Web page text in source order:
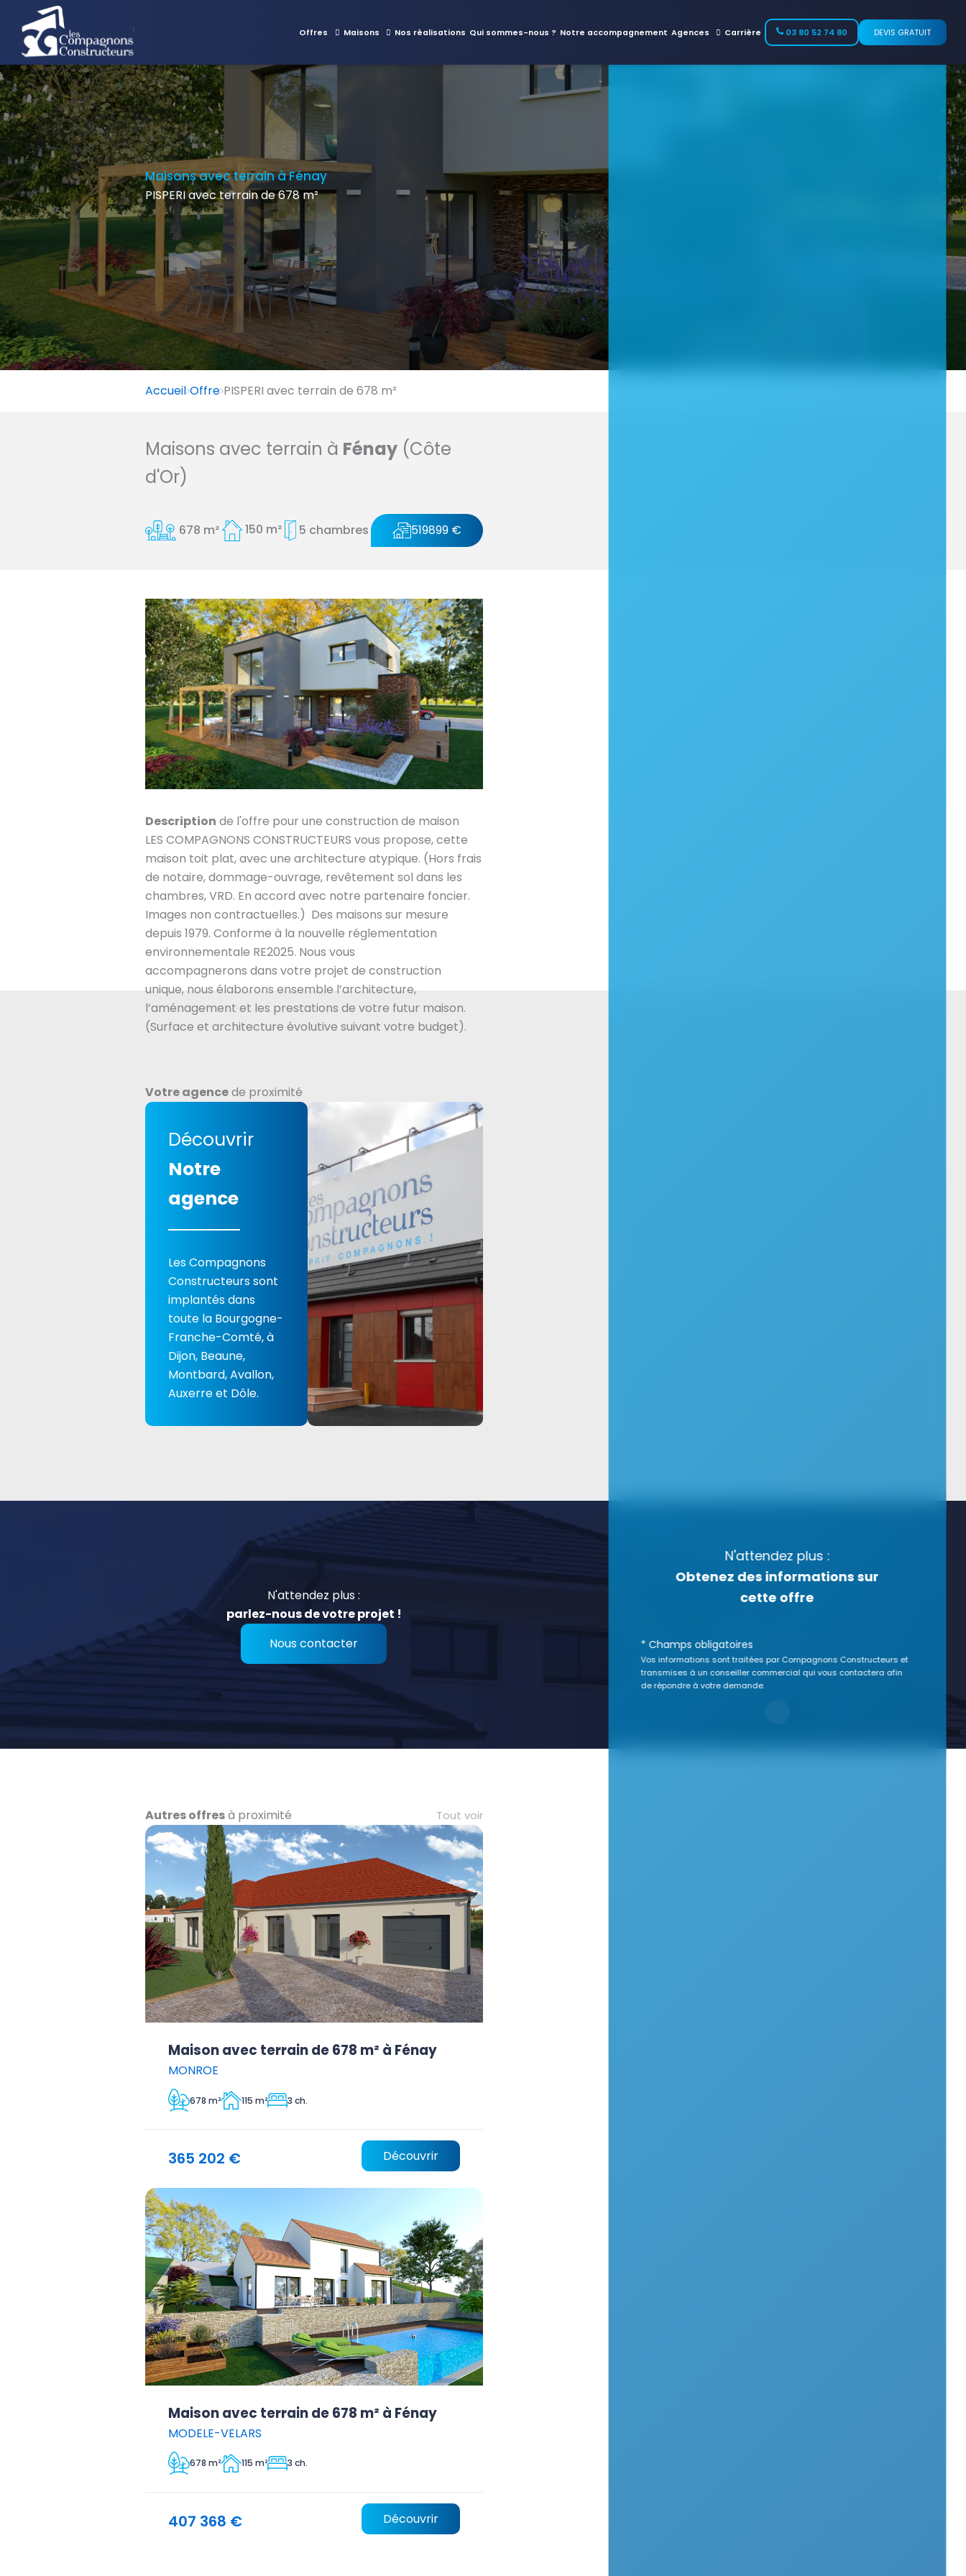
Offres Maisons Nos réalisations Qui sommes-nous ? Notre accompagnement Agences Carrière 03 80 52 74 80 DEVIS GRATUIT
Maisons avec terrain à Fénay
PISPERI avec terrain de 678 m²
Accueil Offre PISPERI avec terrain de 678 m²
Maisons avec terrain à Fénay(Côte
d'Or)
678 m² 150 m² 5 chambres 519899 €
Description de l'offre pour une construction de maison
LES COMPAGNONS CONSTRUCTEURS vous propose, cette
maison toit plat, avec une architecture atypique. (Hors frais
de notaire, dommage-ouvrage, revêtement sol dans les
chambres, VRD. En accord avec notre partenaire foncier.
Images non contractuelles.) Des maisons sur mesure
depuis 1979. Conforme à la nouvelle réglementation
environnementale RE2025. Nous vous
accompagnerons dans votre projet de construction
unique, nous élaborons ensemble l’architecture,
l’aménagement et les prestations de votre futur maison.
(Surface et architecture évolutive suivant votre budget).
Votre agencede proximité
Découvrir
Notre
agence
Les Compagnons
Constructeurs sont
implantés dans
toute la Bourgogne-
Franche-Comté, à
Dijon, Beaune,
Montbard, Avallon,
Auxerre et Dôle.
N'attendez plus :
parlez-nous de votre projet !
Nous contacter
Autres offresà proximité Tout voir
Maison avec terrain de 678 m² à Fénay
MONROE
678 m² 115 m² 3 ch.
365 202 € Découvrir
Maison avec terrain de 678 m² à Fénay
MODELE-VELARS
678 m² 115 m² 3 ch.
407 368 € Découvrir
N'attendez plus :
Obtenez des informations sur
cette offre
* Champs obligatoires
Vos informations sont traitées par Compagnons Constructeurs et
transmises à un conseiller commercial qui vous contactera afin
de répondre à votre demande.